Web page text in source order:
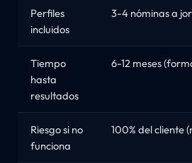
Perfiles
incluidos
3-4 nóminas a
Tiempo
hasta
resultados
6-12 meses
Riesgo si no
funciona
100% del cliente